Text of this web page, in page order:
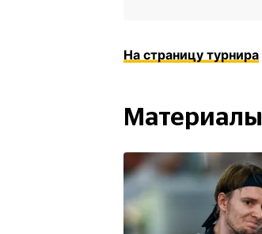
На страницу турнира
Материалы